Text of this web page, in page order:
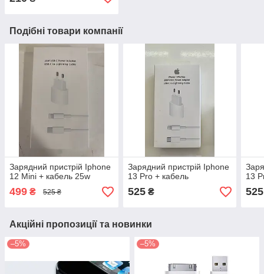
Подібні товари компанії
Зарядний пристрій Iphone
12 Mini + кабель 25w
499 ₴ 525 ₴
Зарядний пристрій Iphone
13 Pro + кабель
525₴
13
525
Акційні пропозиції та новинки
–5% –5%